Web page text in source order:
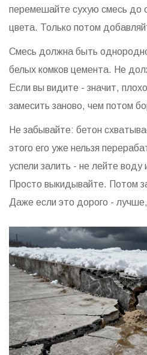
перемешайте сухую смесь до
цвета. Только потом
Смесь должна быть
белых комков цемента. Не
Если вы видите - значит,
замесить заново, чем потом
Не забывайте: бетон
этого его уже нельзя
успели залить - не лейте
Просто выкидывайте. Потом
Даже если это дорого -